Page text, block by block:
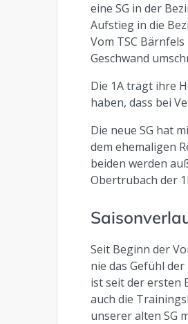
eine SG in der
Aufstieg in die
Vom TSC
Geschwand
Die 1A trägt ihre
haben, dass bei
Die neue SG hat
dem ehemaligen
beiden werden
Obertrubach der
Seit Beginn der
nie das Gefühl
ist seit der ersten
auch die
unserer alten SG